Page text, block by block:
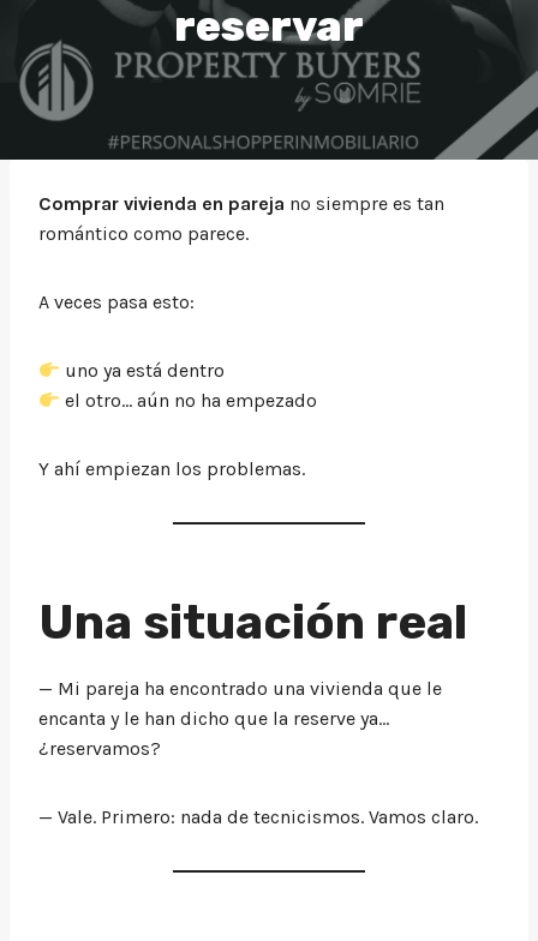
reservar
Comprar vivienda en pareja no siempre es tan
romántico como parece.
A veces pasa esto:
uno ya está dentro
el otro… aún no ha empezado
Y ahí empiezan los problemas.
Una situación real
— Mi pareja ha encontrado una vivienda que le
encanta y le han dicho que la reserve ya…
¿reservamos?
— Vale. Primero: nada de tecnicismos. Vamos claro.